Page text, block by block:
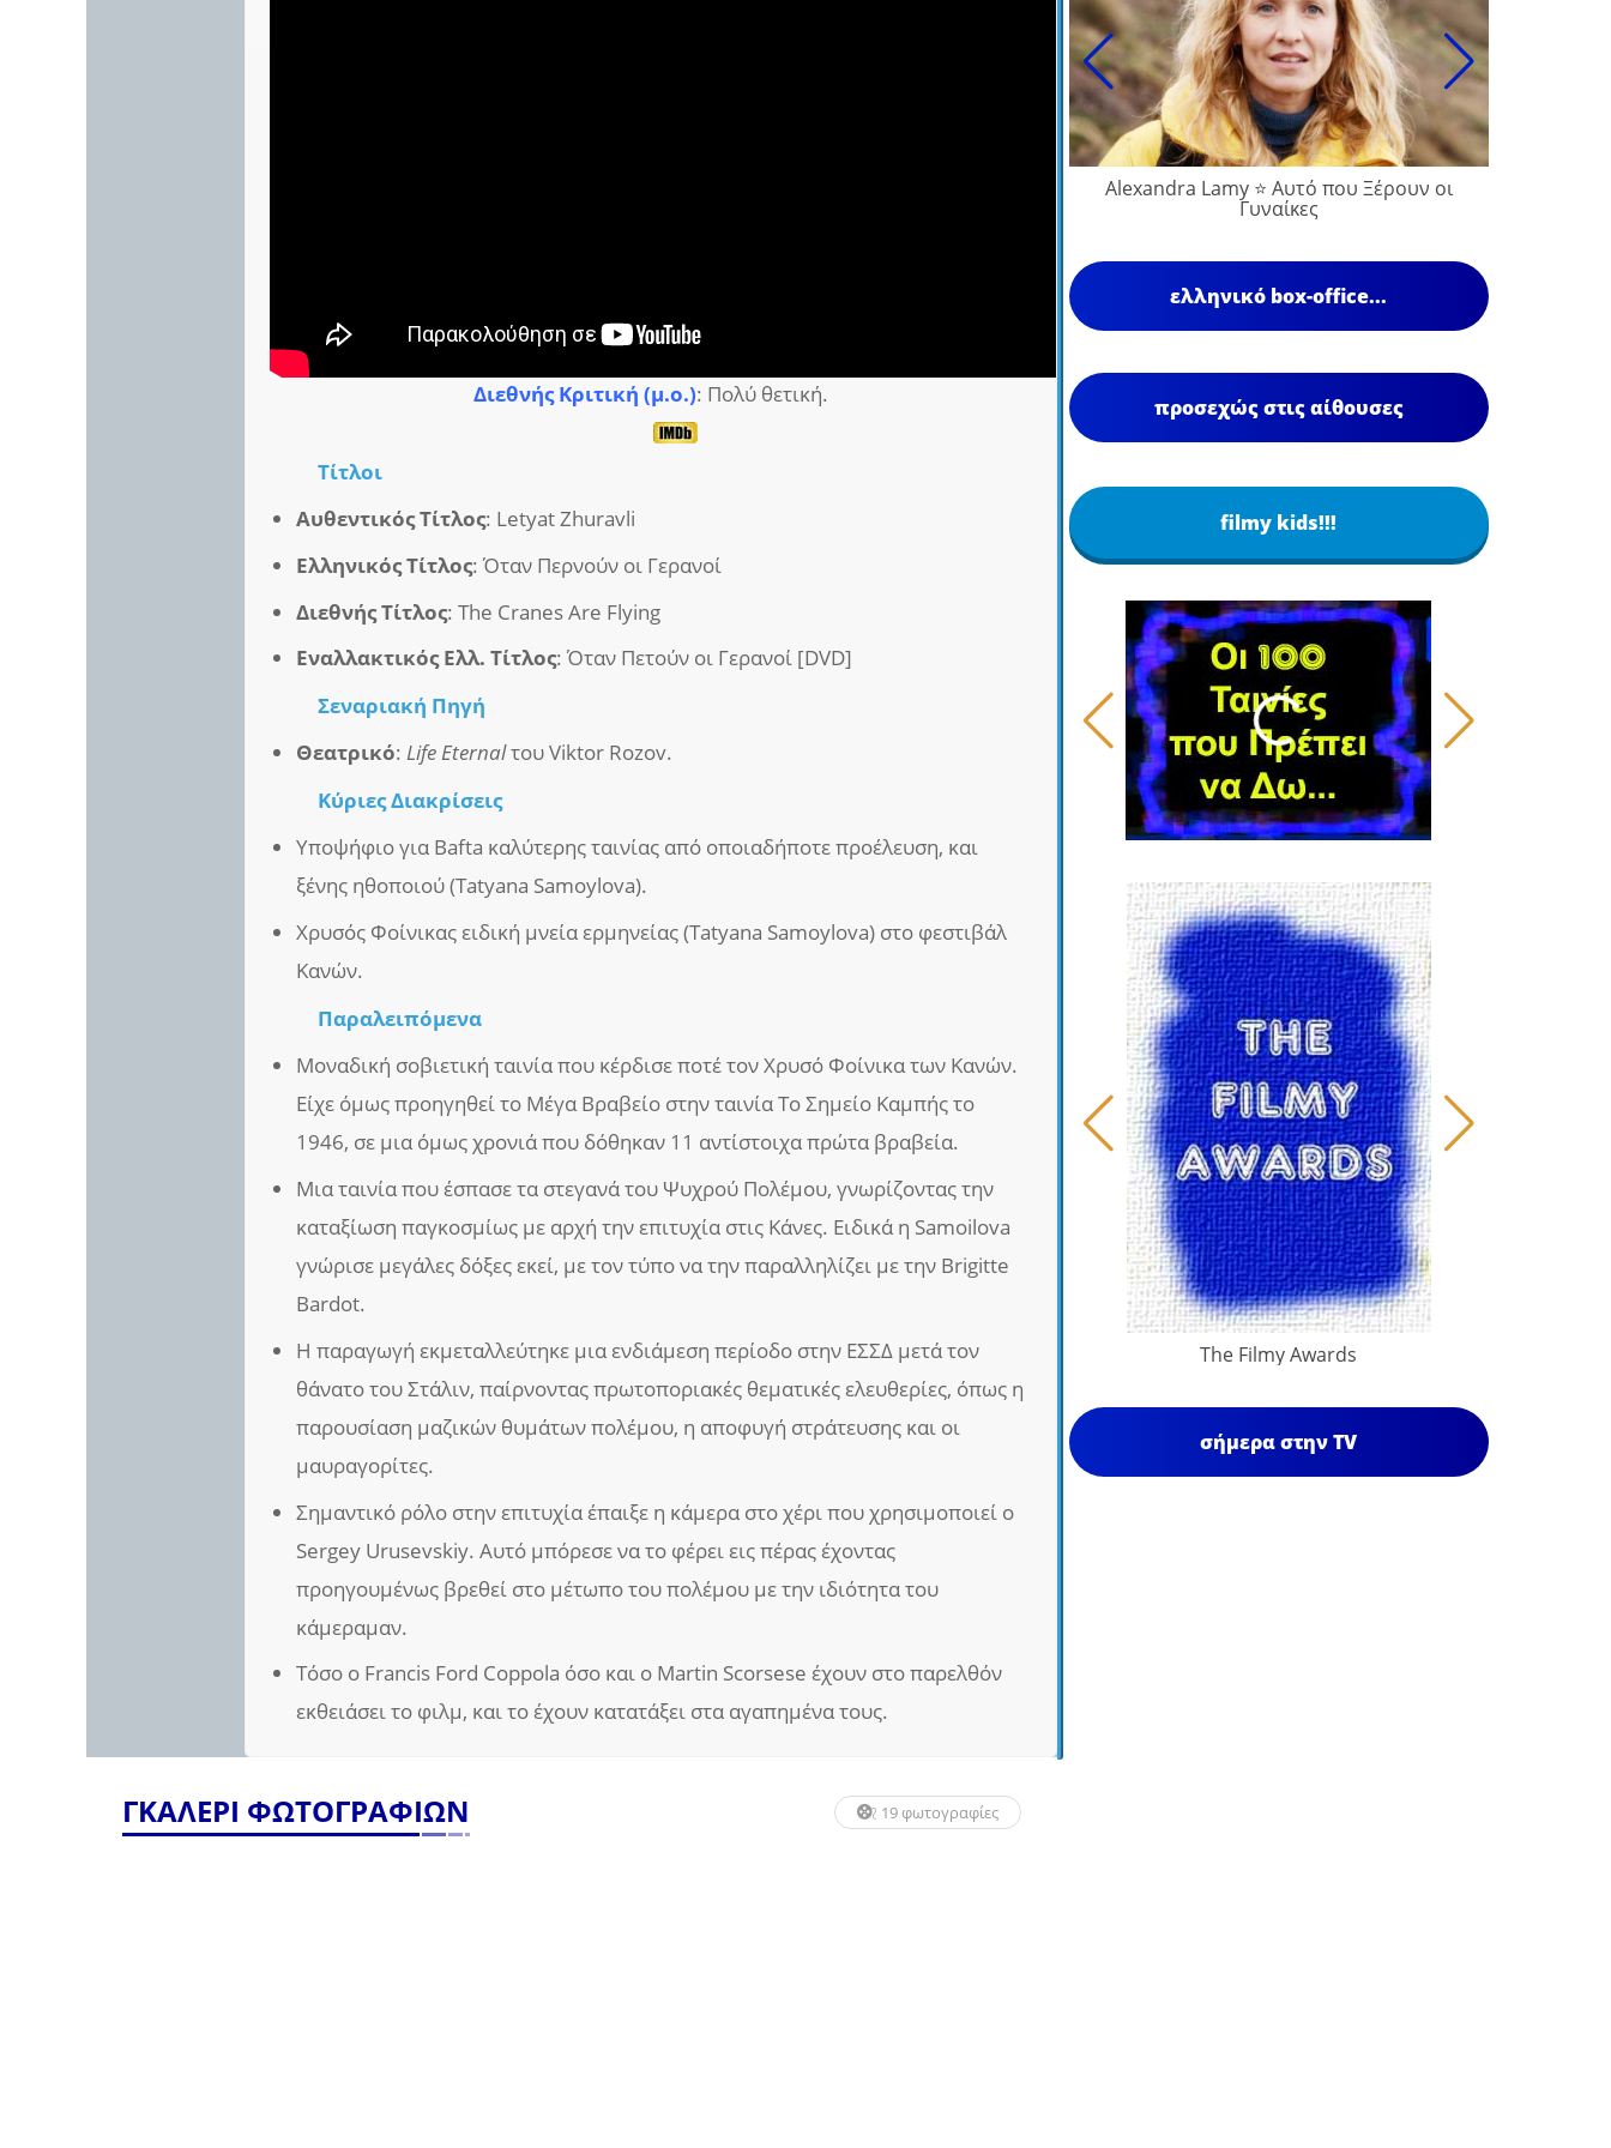
Διεθνής Κριτική (μ.ο.): Πολύ θετική.
Τίτλοι
Αυθεντικός Τίτλος: Letyat Zhuravli
Ελληνικός Τίτλος: Όταν Περνούν οι Γερανοί
Διεθνής Τίτλος: The Cranes Are Flying
Εναλλακτικός Ελλ. Τίτλος: Όταν Πετούν οι Γερανοί [DVD]
Σεναριακή Πηγή
Θεατρικό:Life Eternalτου Viktor Rozov.
Κύριες Διακρίσεις
Υποψήφιο για Bafta καλύτερης ταινίας από οποιαδήποτε προέλευση, και
ξένης ηθοποιού (Tatyana Samoylova).
Χρυσός Φοίνικας ειδική μνεία ερμηνείας (Tatyana Samoylova) στο φεστιβάλ
Κανών.
Παραλειπόμενα
Μοναδική σοβιετική ταινία που κέρδισε ποτέ τον Χρυσό Φοίνικα των Κανών.
Είχε όμως προηγηθεί το Μέγα Βραβείο στην ταινία Το Σημείο Καμπής το
1946, σε μια όμως χρονιά που δόθηκαν 11 αντίστοιχα πρώτα βραβεία.
Μια ταινία που έσπασε τα στεγανά του Ψυχρού Πολέμου, γνωρίζοντας την
καταξίωση παγκοσμίως με αρχή την επιτυχία στις Κάνες. Ειδικά η Samoilova
γνώρισε μεγάλες δόξες εκεί, με τον τύπο να την παραλληλίζει με την Brigitte
Bardot.
Η παραγωγή εκμεταλλεύτηκε μια ενδιάμεση περίοδο στην ΕΣΣΔ μετά τον
θάνατο του Στάλιν, παίρνοντας πρωτοποριακές θεματικές ελευθερίες, όπως η
παρουσίαση μαζικών θυμάτων πολέμου, η αποφυγή στράτευσης και οι
μαυραγορίτες.
Σημαντικό ρόλο στην επιτυχία έπαιξε η κάμερα στο χέρι που χρησιμοποιεί ο
Sergey Urusevskiy. Αυτό μπόρεσε να το φέρει εις πέρας έχοντας
προηγουμένως βρεθεί στο μέτωπο του πολέμου με την ιδιότητα του
κάμεραμαν.
Τόσο ο Francis Ford Coppola όσο και ο Martin Scorsese έχουν στο παρελθόν
εκθειάσει το φιλμ, και το έχουν κατατάξει στα αγαπημένα τους.
ΓΚΑΛΕΡΙ ΦΩΤΟΓΡΑΦΙΩΝ 19 φωτογραφίες
Alexandra Lamy ⭐ Αυτό που Ξέρουν οι
Γυναίκες
ελληνικό box-office...
προσεχώς στις αίθουσες
filmy kids!!!
The Filmy Awards
σήμερα στην TV